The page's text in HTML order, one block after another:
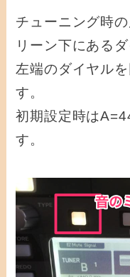
チューニング時
リーン下にある
左端のダイヤル
す。
初期設定時は
す。